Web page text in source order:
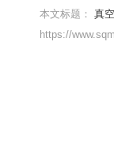
本文标题：真
https://